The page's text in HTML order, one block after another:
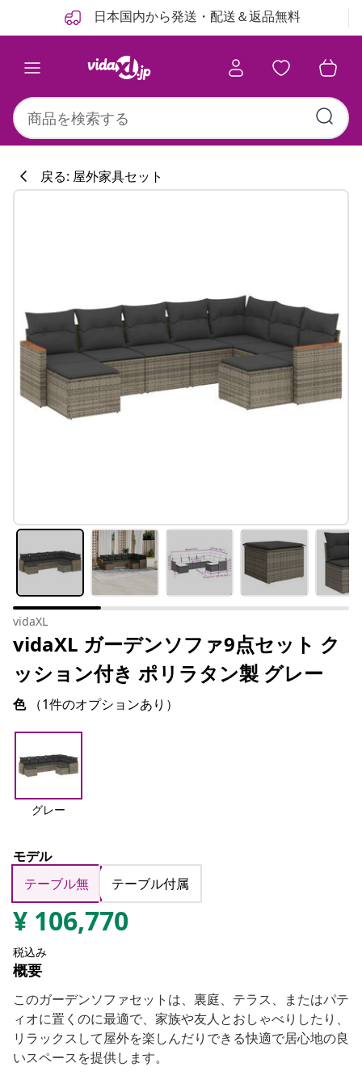
日本国内から発送・配送＆返品無料
戻る: 屋外家具セット
vidaXL
vidaXL ガーデンソファ9点セット ク
ッション付き ポリラタン製 グレー
色 （1件のオプションあり）
グレー
モデル
テーブル無
テーブル付属
¥ 106,770
税込み
概要
このガーデンソファセットは、裏庭、テラス、またはパテ
ィオに置くのに最適で、家族や友人とおしゃべりしたり、
リラックスして屋外を楽しんだりできる快適で居心地の良
いスペースを提供します。